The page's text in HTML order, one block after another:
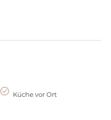
Bis zu 70 Sitzpätze im
Walter von Cronberg
Platz U-Bahn und S-
Küche vor Ort